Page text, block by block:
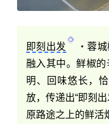
即刻出发
・蓉
融入其中。鲜椒
明、回味悠长，
放，传递出“即刻
原路途之上的鲜活